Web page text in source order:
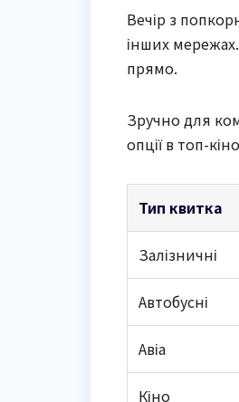
Вечір з
інших
прямо.
Зручно для
опції в топ-
Тип квитка
Залізничні
Автобусні
Авіа
Кіно